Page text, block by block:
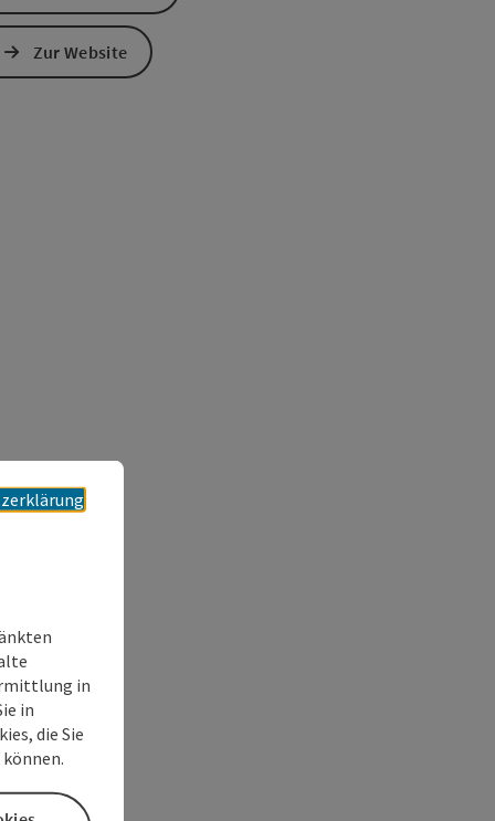
Zur Website
in
in
die Sie